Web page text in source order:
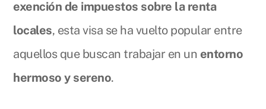
exención de impuestos sobre la renta
locales, esta visa se ha vuelto popular entre
aquellos que buscan trabajar en un entorno
hermoso y sereno.